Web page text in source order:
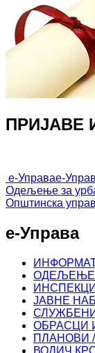
ПРИЈАВЕ
е-Управае-
Одељење за
Општинска
е-Управа
ОДЕЉЕЊЕ
ЈАВНЕ
ОБРАСЦИ
ПЛАНОВИ
ВОДИЧ